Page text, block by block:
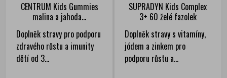
CENTRUM Kids Gummies
malina a jahoda...
Doplněk stravy pro podporu
zdravého růstu a imunity
dětí od 3...
SUPRADYN Kids Complex
3+ 60 želé fazolek
Doplněk stravy s vitamíny,
jódem a zinkem pro
podporu růstu a...